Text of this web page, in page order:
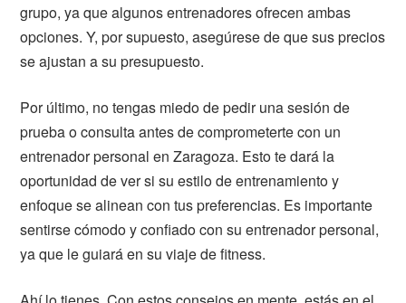
grupo, ya que algunos entrenadores ofrecen ambas
opciones. Y, por supuesto, asegúrese de que sus precios
se ajustan a su presupuesto.
Por último, no tengas miedo de pedir una sesión de
prueba o consulta antes de comprometerte con un
entrenador personal en Zaragoza. Esto te dará la
oportunidad de ver si su estilo de entrenamiento y
enfoque se alinean con tus preferencias. Es importante
sentirse cómodo y confiado con su entrenador personal,
ya que le guiará en su viaje de fitness.